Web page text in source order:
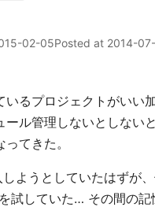
02-05Posted at 2014-
いるプロジェクトがいい
ール管理しないとしない
てきた。
ようとしていたはずが
試していた… その間の記